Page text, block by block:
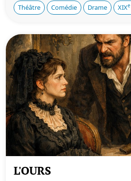
Théâtre Comédie Drame XIXe
L'OURS